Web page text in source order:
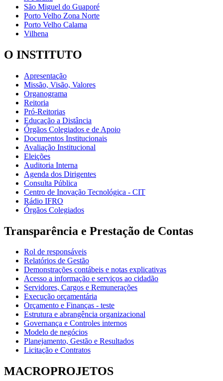
São Miguel do Guaporé
Porto Velho Zona Norte
Porto Velho Calama
Vilhena
O INSTITUTO
Apresentação
Missão, Visão, Valores
Organograma
Reitoria
Pró-Reitorias
Educação a Distância
Órgãos Colegiados e de Apoio
Documentos Institucionais
Avaliação Institucional
Eleições
Auditoria Interna
Agenda dos Dirigentes
Consulta Pública
Centro de Inovação Tecnológica - CIT
Rádio IFRO
Órgãos Colegiados
Transparência e Prestação de Contas
Rol de responsáveis
Relatórios de Gestão
Demonstrações contábeis e notas explicativas
Acesso a informação e serviços ao cidadão
Servidores, Cargos e Remunerações
Execução orçamentária
Orçamento e Finanças - teste
Estrutura e abrangência organizacional
Governança e Controles internos
Modelo de negócios
Planejamento, Gestão e Resultados
Licitação e Contratos
MACROPROJETOS